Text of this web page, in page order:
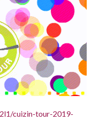
cuizin-tour-2019-